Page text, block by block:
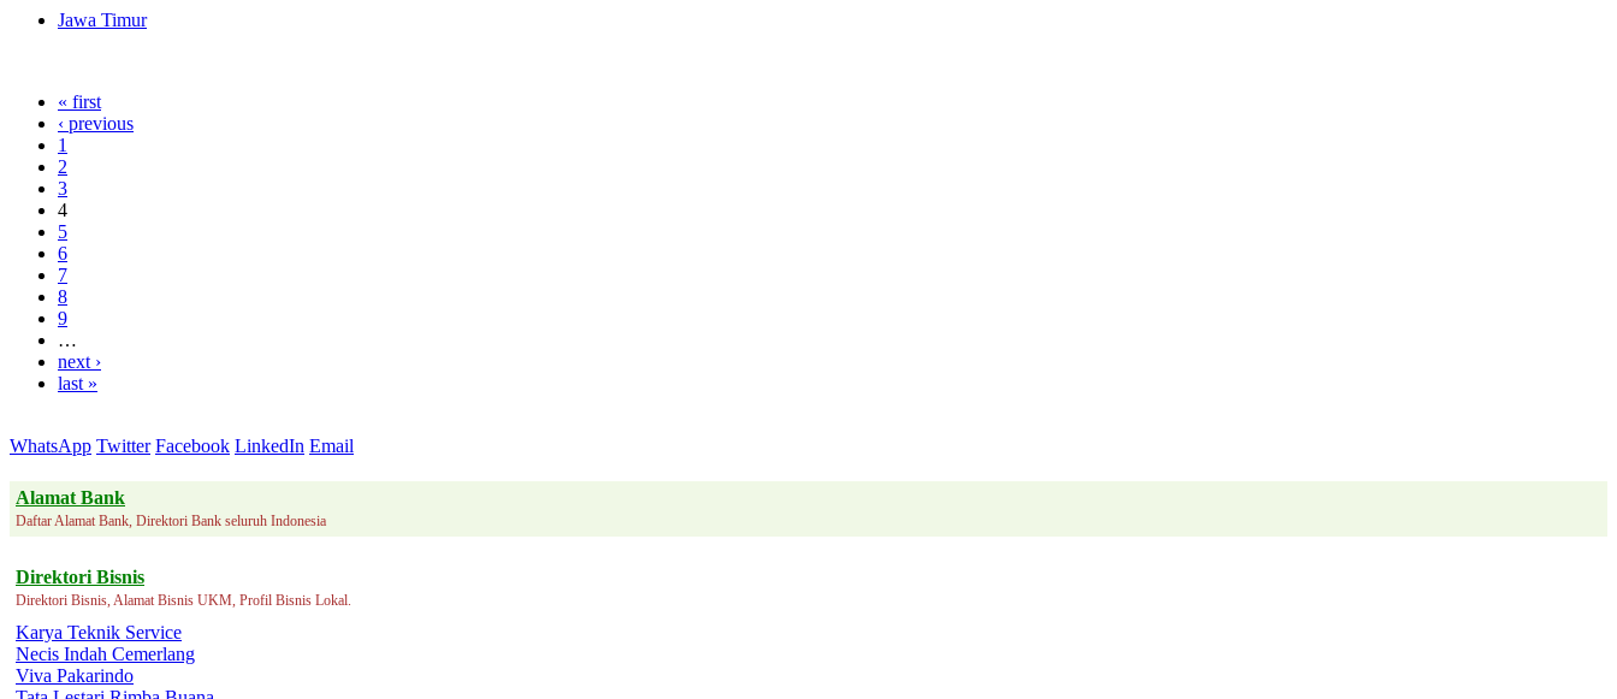
Jawa Timur
« first
‹ previous
1
2
3
4
5
6
7
8
9
…
next ›
last »
WhatsApp Twitter Facebook LinkedIn Email
Alamat Bank
Daftar Alamat Bank, Direktori Bank seluruh Indonesia
Direktori Bisnis
Direktori Bisnis, Alamat Bisnis UKM, Profil Bisnis Lokal.
Karya Teknik Service
Necis Indah Cemerlang
Viva Pakarindo